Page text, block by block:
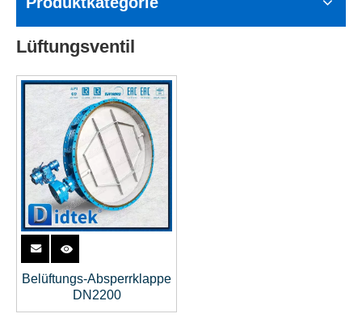
Lüftungsventil
Belüftungs-Absperrklappe
DN2200